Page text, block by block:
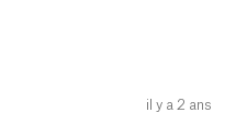
il y a 2 ans